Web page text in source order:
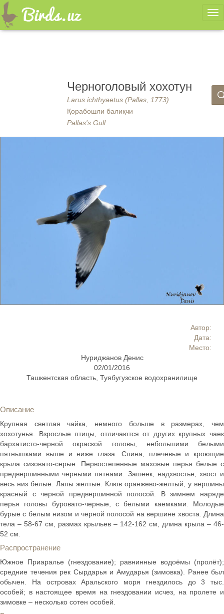
Черноголовый хохотун
Larus ichthyaetus (Pallas, 1773)
Қорабошли балиқчи
Pallas's Gull
Автор:
Дата:
Место:
Нуриджанов Денис
02/01/2016
Ташкентская область, Туябугузское водохранилище
Описание
Крупная светлая чайка, немного больше в размерах, чем
хохотунья. Взрослые птицы, отличаются от других крупных чаек
бархатисто-черной окраской головы, небольшими белыми
пятнышками выше и ниже глаза. Спина, плечевые и кроющие
крыла сизовато-серые. Первостепенные маховые перья белые с
предвершинными черными пятнами. Зашеек, надхвостье, хвост и
весь низ белые. Лапы желтые. Клюв оранжево-желтый, у вершины
красный с черной предвершинной полосой. В зимнем наряде
перья головы буровато-черные, с белыми каемками. Молодые
бурые с белым низом и черной полосой на вершине хвоста. Длина
тела – 58-67 см, размах крыльев – 142-162 см, длина крыла – 46-
52 см.
Распространение
Южное Приаралье (гнездование); равнинные водоёмы (пролёт);
средние течения рек Сырдарья и Амударья (зимовка). Ранее был
обычен. На островах Аральского моря гнездилось до 3 тыс.
особей; в настоящее время на гнездовании исчез, на пролете и
зимовке – несколько сотен особей.